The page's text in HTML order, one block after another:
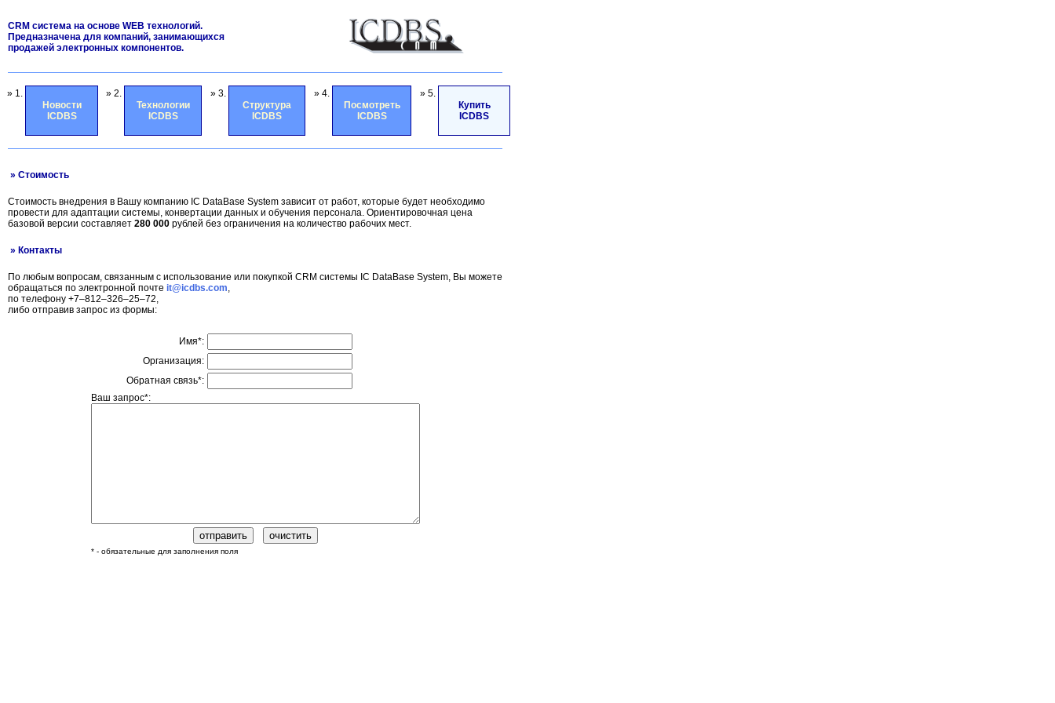
CRM система на основе WEB технологий.
Предназначена для компаний, занимающихся
продажей электронных компонентов.
» 1.
Новости
ICDBS
» 2.
Технологии
ICDBS
» 3.
Структура
ICDBS
» 4.
Посмотреть
ICDBS
» 5.
Купить
ICDBS
» Стоимость
Стоимость внедрения в Вашу компанию IC DataBase System зависит от работ, которые будет необходимо
провести для адаптации системы, конвертации данных и обучения персонала. Ориентировочная цена
базовой версии составляет 280 000 рублей без ограничения на количество рабочих мест.
» Контакты
По любым вопросам, связанным с использование или покупкой CRM системы IC DataBase System, Вы можете
обращаться по электронной почте it@icdbs.com,
по телефону +7–812–326–25–72,
либо отправив запрос из формы:
Имя*:
Организация:
Обратная связь*:
Ваш запрос*:
* - обязательные для заполнения поля